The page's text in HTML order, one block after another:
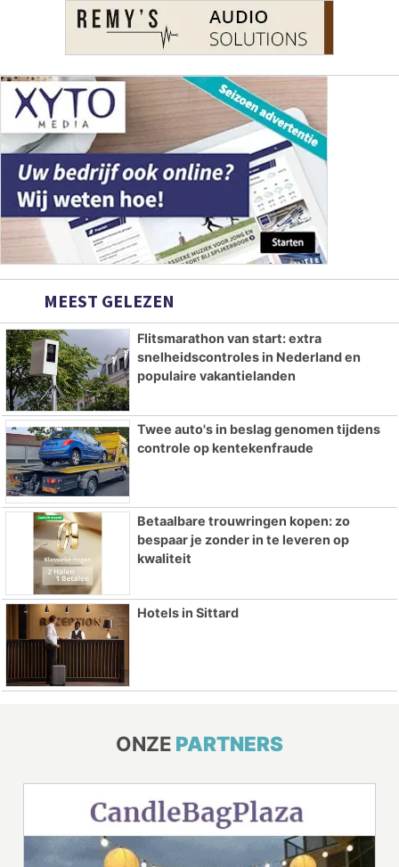
MEEST GELEZEN
Flitsmarathon van start: extra
snelheidscontroles in Nederland en
populaire vakantielanden
Twee auto's in beslag genomen tijdens
controle op kentekenfraude
Betaalbare trouwringen kopen: zo
bespaar je zonder in te leveren op
kwaliteit
Hotels in Sittard
ONZE PARTNERS